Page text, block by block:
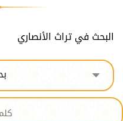
البحث في تراث الأنصاري